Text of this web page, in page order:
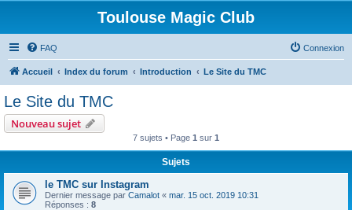
Toulouse Magic Club
FAQ Connexion
Accueil Index du forum Introduction Le Site du TMC
Le Site du TMC
Nouveau sujet
7 sujets • Page 1 sur 1
Sujets
le TMC sur Instagram
Dernier message par Camalot « mar. 15 oct. 2019 10:31
Réponses : 8